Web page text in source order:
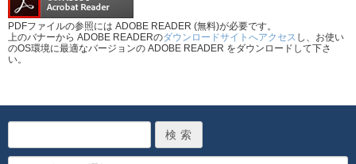
PDFファイルの参照には ADOBE READER (無料)が必要です。
上のバナーから ADOBE READERのダウンロードサイトへアクセス し、お使い
のOS環境に最適なバージョンの ADOBE READER をダウンロードして下さ
い。